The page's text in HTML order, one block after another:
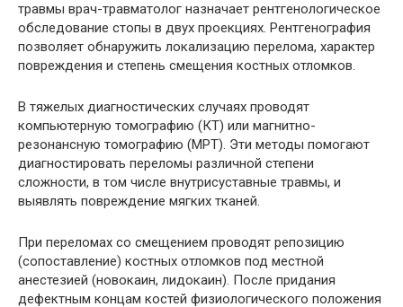
травмы врач-травматолог назначает рентгенологическое
обследование стопы в двух проекциях. Рентгенография
позволяет обнаружить локализацию перелома, характер
повреждения и степень смещения костных отломков.
В тяжелых диагностических случаях проводят
компьютерную томографию (КТ) или магнитно-
резонансную томографию (МРТ). Эти методы помогают
диагностировать переломы различной степени
сложности, в том числе внутрисуставные травмы, и
выявлять повреждение мягких тканей.
При переломах со смещением проводят репозицию
(сопоставление) костных отломков под местной
анестезией (новокаин, лидокаин). После придания
дефектным концам костей физиологического положения